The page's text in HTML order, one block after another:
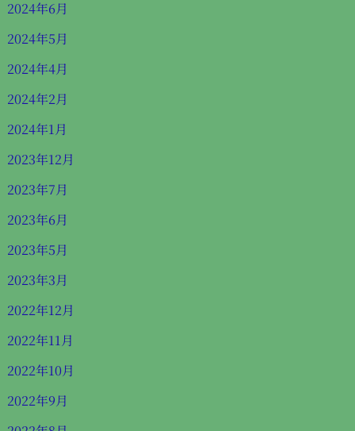
2024年6月
2024年5月
2024年4月
2024年2月
2024年1月
2023年12月
2023年7月
2023年6月
2023年5月
2023年3月
2022年12月
2022年11月
2022年10月
2022年9月